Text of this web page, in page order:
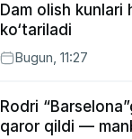
Dam olish kunlari
ko‘tariladi
Bugun, 11:27
Rodri
qaror qildi —